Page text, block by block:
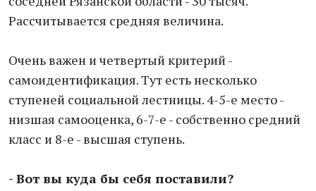
Рассчитывается средняя величина.
Очень важен и четвертый критерий -
самоидентификация. Тут есть несколько
ступеней социальной лестницы. 4-5-е место -
низшая самооценка, 6-7-е - собственно средний
класс и 8-е - высшая ступень.
- Вот вы куда бы себя поставили?